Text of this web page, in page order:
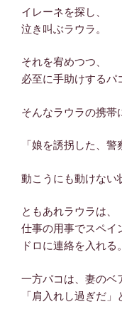
イレーネを探し、
泣き叫ぶラウラ。
それを宥めつつ、
必至に手助けするパ
そんなラウラの携帯
「娘を誘拐した、警
動こうにも動けない
ともあれラウラは、
仕事の用事でスペイ
ドロに連絡を入れる。
一方パコは、妻のベ
「肩入れし過ぎだ」